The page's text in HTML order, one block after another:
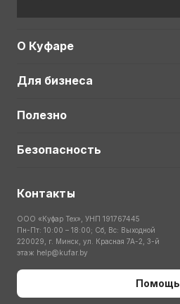
О Куфаре
Для бизнеса
Полезно
Безопасность
Контакты
ООО «Куфар Тех», УНП 191767445
Пн-Пт: 10:00 – 18:00; Сб, Вс: Выходной
220029, г. Минск, ул. Красная 7А-2, 3-й
этаж help@kufar.by
Помощь